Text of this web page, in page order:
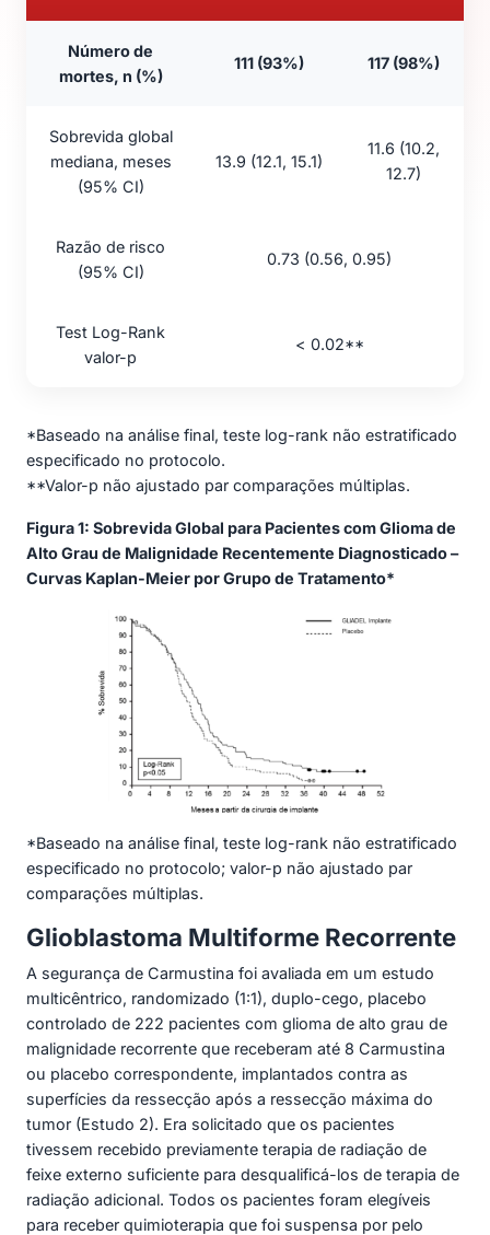
Número de
mortes, n (%)
111 (93%) 117 (98%)
Sobrevida global
mediana, meses
(95% CI)
13.9 (12.1, 15.1)
11.6 (10.2,
12.7)
Razão de risco
(95% CI)
0.73 (0.56, 0.95)
Test Log-Rank
valor-p
< 0.02**
*Baseado na análise final, teste log-rank não estratificado
especificado no protocolo.
**Valor-p não ajustado par comparações múltiplas.
Figura 1: Sobrevida Global para Pacientes com Glioma de
Alto Grau de Malignidade Recentemente Diagnosticado –
Curvas Kaplan-Meier por Grupo de Tratamento*
*Baseado na análise final, teste log-rank não estratificado
especificado no protocolo; valor-p não ajustado par
comparações múltiplas.
Glioblastoma Multiforme Recorrente
A segurança de Carmustina foi avaliada em um estudo
multicêntrico, randomizado (1:1), duplo-cego, placebo
controlado de 222 pacientes com glioma de alto grau de
malignidade recorrente que receberam até 8 Carmustina
ou placebo correspondente, implantados contra as
superfícies da ressecção após a ressecção máxima do
tumor (Estudo 2). Era solicitado que os pacientes
tivessem recebido previamente terapia de radiação de
feixe externo suficiente para desqualificá-los de terapia de
radiação adicional. Todos os pacientes foram elegíveis
para receber quimioterapia que foi suspensa por pelo